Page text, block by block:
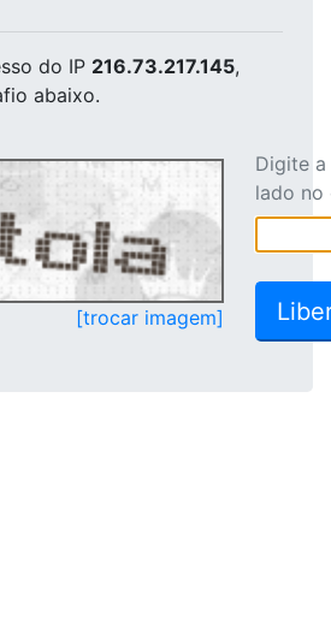
do IP 216.73.217.145,
abaixo.
[trocar imagem]
Digite
lado no